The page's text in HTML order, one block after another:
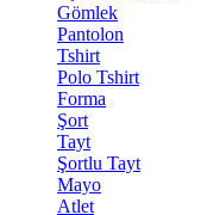
Gömlek
Pantolon
Tshirt
Polo Tshirt
Forma
Şort
Tayt
Şortlu Tayt
Mayo
Atlet